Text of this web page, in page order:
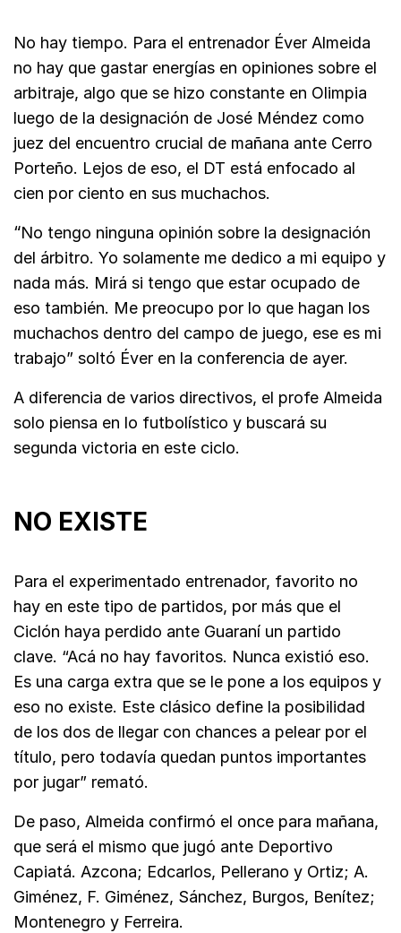
No hay tiempo. Para el entrenador Éver Almeida
no hay que gastar energías en opiniones sobre el
arbitraje, algo que se hizo constante en Olimpia
luego de la designación de José Méndez como
juez del encuentro crucial de mañana ante Cerro
Porteño. Lejos de eso, el DT está enfocado al
cien por ciento en sus muchachos.
“No tengo ninguna opinión sobre la designación
del árbitro. Yo solamente me dedico a mi equipo y
nada más. Mirá si tengo que estar ocupado de
eso también. Me preocupo por lo que hagan los
muchachos dentro del campo de juego, ese es mi
trabajo” soltó Éver en la conferencia de ayer.
A diferencia de varios directivos, el profe Almeida
solo piensa en lo futbolístico y buscará su
segunda victoria en este ciclo.
NO EXISTE
Para el experimentado entrenador, favorito no
hay en este tipo de partidos, por más que el
Ciclón haya perdido ante Guaraní un partido
clave. “Acá no hay favoritos. Nunca existió eso.
Es una carga extra que se le pone a los equipos y
eso no existe. Este clásico define la posibilidad
de los dos de llegar con chances a pelear por el
título, pero todavía quedan puntos importantes
por jugar” remató.
De paso, Almeida confirmó el once para mañana,
que será el mismo que jugó ante Deportivo
Capiatá. Azcona; Edcarlos, Pellerano y Ortiz; A.
Giménez, F. Giménez, Sánchez, Burgos, Benítez;
Montenegro y Ferreira.